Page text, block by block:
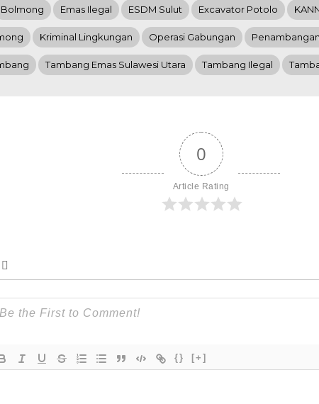
Bolmong Emas Ilegal ESDM Sulut Excavator Potolo
Kriminal Lingkungan Operasi Gabungan
Tambang Emas Sulawesi Utara Tambang Ilegal
0
Article Rating
{} [+]